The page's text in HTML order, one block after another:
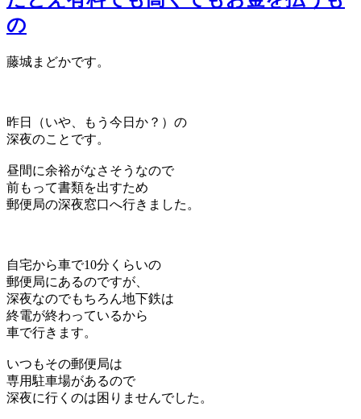
の
藤城まどかです。
昨日（いや、もう今日か？）の
深夜のことです。
昼間に余裕がなさそうなので
前もって書類を出すため
郵便局の深夜窓口へ行きました。
自宅から車で10分くらいの
郵便局にあるのですが、
深夜なのでもちろん地下鉄は
終電が終わっているから
車で行きます。
いつもその郵便局は
専用駐車場があるので
深夜に行くのは困りませんでした。